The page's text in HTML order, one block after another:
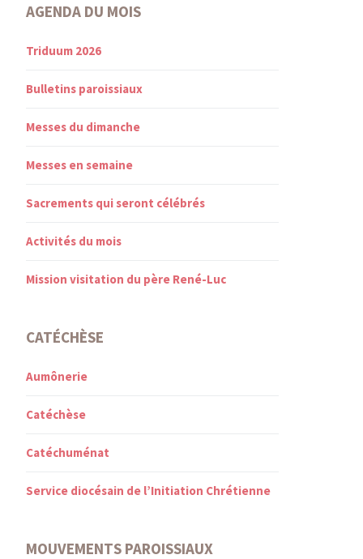
AGENDA DU MOIS
Triduum 2026
Bulletins paroissiaux
Messes du dimanche
Messes en semaine
Sacrements qui seront célébrés
Activités du mois
Mission visitation du père René-Luc
CATÉCHÈSE
Aumônerie
Catéchèse
Catéchuménat
Service diocésain de l’Initiation Chrétienne
MOUVEMENTS PAROISSIAUX